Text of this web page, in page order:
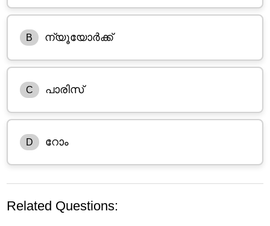
B ന്യൂയോർക്ക്
C പാരിസ്
D റോം
Related Questions: